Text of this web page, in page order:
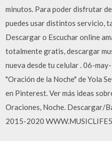
minutos. Para poder disfrutar
puedes usar distintos servicio,
Descargar o Escuchar online
totalmente gratis, descargar
nueva desde tu celular . 06-
"Oración de la Noche" de Yola
en Pinterest. Ver más ideas
Oraciones, Noche. Descargar/
2015-2020